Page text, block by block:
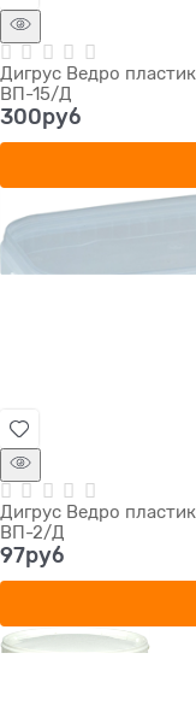
Дигрус Ведро
ВП-15/Д
300руб
Дигрус Ведро
ВП-2/Д
97руб